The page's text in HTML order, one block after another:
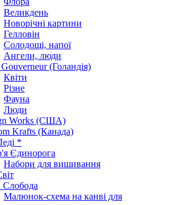
Великдень
Новорічні картини
Гелловін
Солодощі, напої
Ангели, люди
(Голандія)
Квіти
Різне
Фауна
Люди
Works (США)
Krafts (Канада)
*
Єдинорога
Набори для вишивання
Слобода
Малюнок-схема на канві для